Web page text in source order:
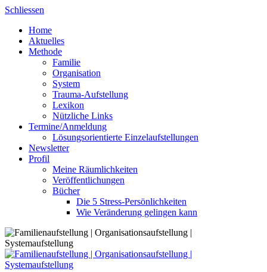
Skip
content
Schliessen
Home
Aktuelles
Methode
Familie
Organisation
System
Trauma-Aufstellung
Lexikon
Nützliche Links
Termine/Anmeldung
Lösungsorientierte Einzelaufstellungen
Newsletter
Profil
Meine Räumlichkeiten
Veröffentlichungen
Bücher
Die 5 Stress-Persönlichkeiten
Wie Veränderung gelingen kann